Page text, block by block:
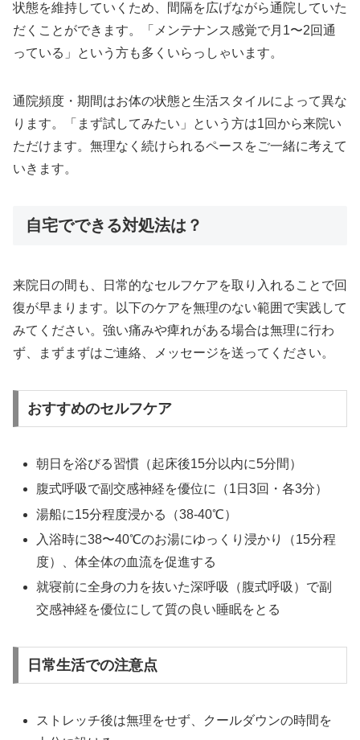
状態を維持していくため、間隔を広げながら通院していた
だくことができます。「メンテナンス感覚で月1〜2回通
っている」という方も多くいらっしゃいます。
通院頻度・期間はお体の状態と生活スタイルによって異な
ります。「まず試してみたい」という方は1回から来院い
ただけます。無理なく続けられるペースをご一緒に考えて
いきます。
自宅でできる対処法は？
来院日の間も、日常的なセルフケアを取り入れることで回
復が早まります。以下のケアを無理のない範囲で実践して
みてください。強い痛みや痺れがある場合は無理に行わ
ず、まずまずはご連絡、メッセージを送ってください。
おすすめのセルフケア
朝日を浴びる習慣（起床後15分以内に5分間）
腹式呼吸で副交感神経を優位に（1日3回・各3分）
湯船に15分程度浸かる（38-40℃）
入浴時に38〜40℃のお湯にゆっくり浸かり（15分程
度）、体全体の血流を促進する
就寝前に全身の力を抜いた深呼吸（腹式呼吸）で副
交感神経を優位にして質の良い睡眠をとる
日常生活での注意点
ストレッチ後は無理をせず、クールダウンの時間を